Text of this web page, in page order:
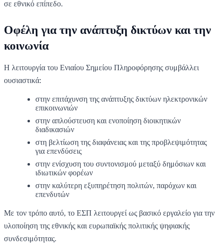
σε εθνικό επίπεδο.
Οφέλη για την ανάπτυξη δικτύων και την
κοινωνία
Η λειτουργία του Ενιαίου Σημείου Πληροφόρησης συμβάλλει
ουσιαστικά:
στην επιτάχυνση της ανάπτυξης δικτύων ηλεκτρονικών
επικοινωνιών
στην απλούστευση και ενοποίηση διοικητικών
διαδικασιών
στη βελτίωση της διαφάνειας και της προβλεψιμότητας
για επενδύσεις
στην ενίσχυση του συντονισμού μεταξύ δημόσιων και
ιδιωτικών φορέων
στην καλύτερη εξυπηρέτηση πολιτών, παρόχων και
επενδυτών
Με τον τρόπο αυτό, το ΕΣΠ λειτουργεί ως βασικό εργαλείο για την
υλοποίηση της εθνικής και ευρωπαϊκής πολιτικής ψηφιακής
συνδεσιμότητας.